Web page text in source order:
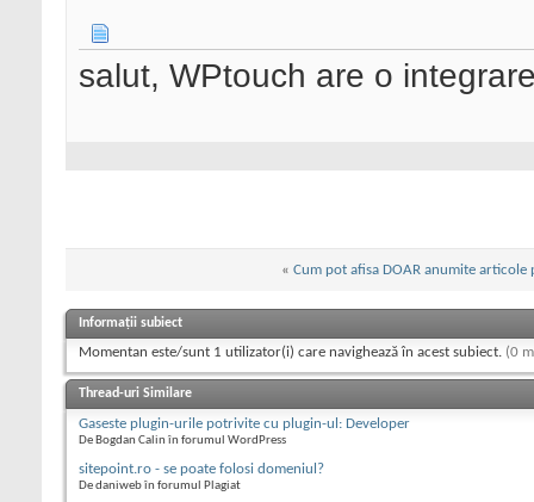
salut, WPtouch are o
« Cum pot afisa DOAR anumite articole
Informații subiect
Momentan este/sunt 1 utilizator(i) care navighează în acest subiect. (0
Thread-uri Similare
Gaseste plugin-urile potrivite cu plugin-ul: Developer
De Bogdan Calin în forumul WordPress
sitepoint.ro - se poate folosi domeniul?
De daniweb în forumul Plagiat